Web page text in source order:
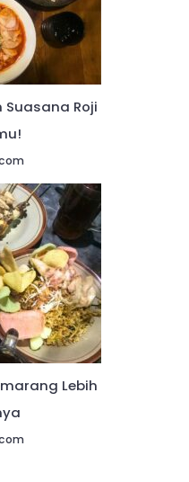
Suasana Roji
Lebih